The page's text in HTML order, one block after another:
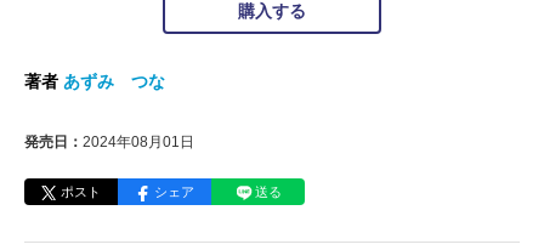
購入する
著者 あずみ つな
発売日： 2024年08月01日
ポスト シェア 送る